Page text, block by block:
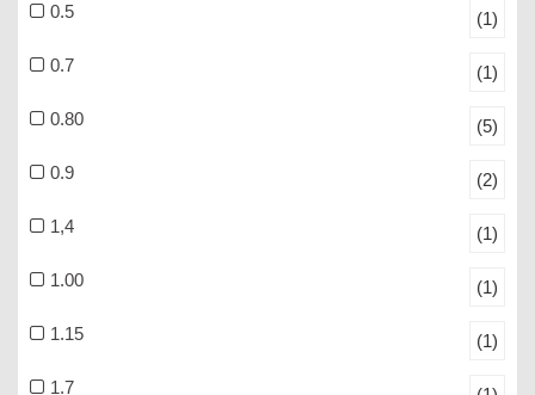
0.5 (1)
0.7 (1)
0.80 (5)
0.9 (2)
1,4 (1)
1.00 (1)
1.15 (1)
1.7